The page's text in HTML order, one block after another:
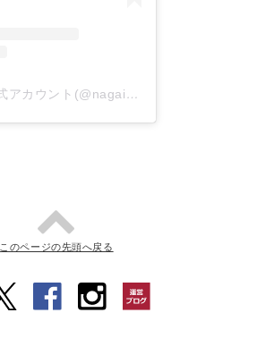
長泉わくわく祭り公式アカウント(@nagaizumiwaku2)がシェアした投稿
このページの先頭へ戻る